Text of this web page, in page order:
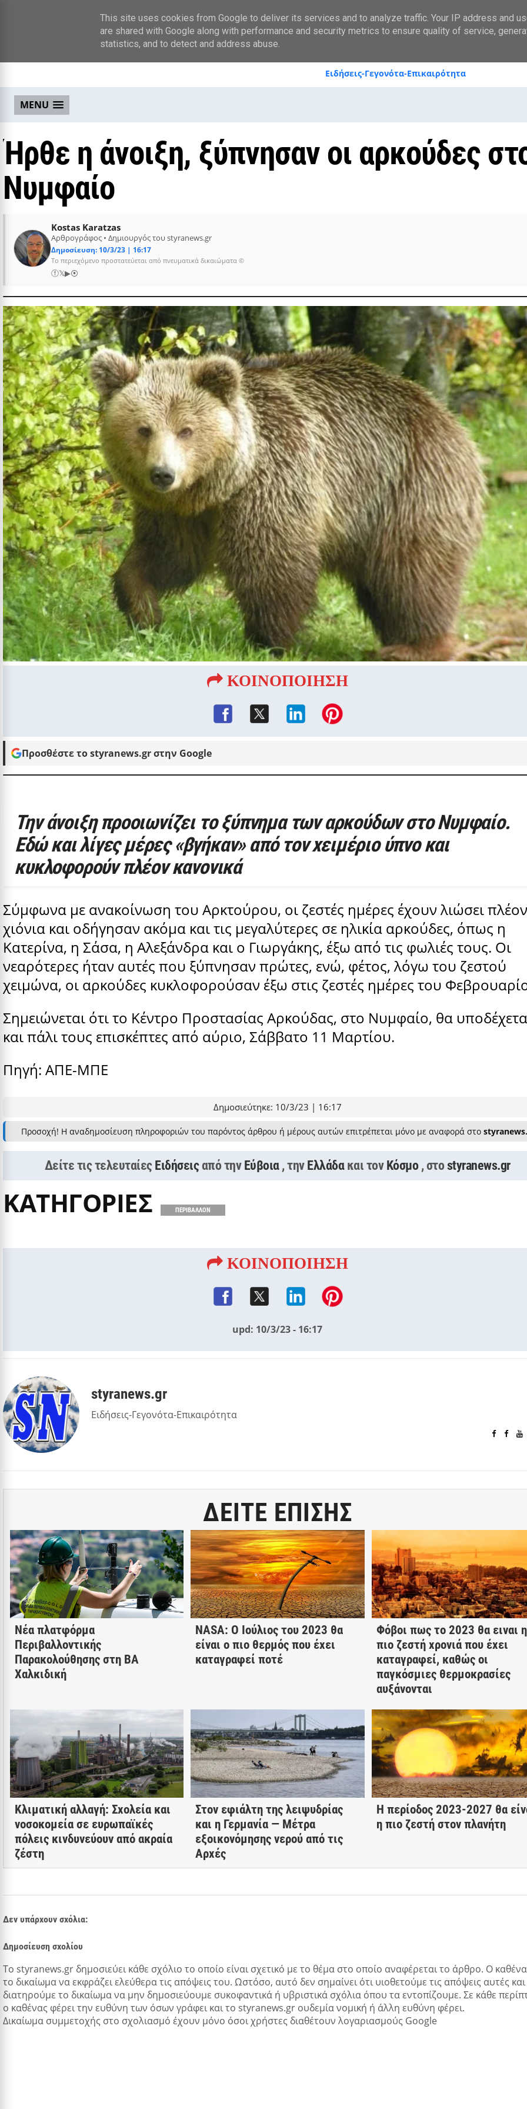
styranews.gr
Ειδήσεις-Γεγονότα-Επικαιρότητα
MENU
Ήρθε η άνοιξη, ξύπνησαν οι αρκούδες
Νυμφαίο
Kostas Karatzas
Αρθρογράφος • Δημιουργός του styranews.gr
Δημοσίευση: 10/3/23 | 16:17
Το περιεχόμενο προστατεύεται από πνευματικά δικαιώματα ©
ⓕ𝕏▶⦿
ΚΟΙΝΟΠΟΙΗΣΗ
Προσθέστε το styranews.gr στην Google
Την άνοιξη προοιωνίζει το ξύπνημα των αρκούδων στο Νυμφαίο.
Εδώ και λίγες μέρες «βγήκαν» από τον χειμέριο ύπνο και
κυκλοφορούν πλέον κανονικά
Σύμφωνα με ανακοίνωση του Αρκτούρου, οι ζεστές ημέρες έχουν λιώσει
χιόνια και οδήγησαν ακόμα και τις μεγαλύτερες σε ηλικία αρκούδες, όπως η
Κατερίνα, η Σάσα, η Αλεξάνδρα και ο Γιωργάκης, έξω από τις φωλιές τους. Οι
νεαρότερες ήταν αυτές που ξύπνησαν πρώτες, ενώ, φέτος, λόγω του ζεστού
χειμώνα, οι αρκούδες κυκλοφορούσαν έξω στις ζεστές ημέρες του
Σημειώνεται ότι το Κέντρο Προστασίας Αρκούδας, στο Νυμφαίο, θα
και πάλι τους επισκέπτες από αύριο, Σάββατο 11 Μαρτίου.
Πηγή: ΑΠΕ-ΜΠΕ
Δημοσιεύτηκε: 10/3/23 | 16:17
Προσοχή! Η αναδημοσίευση πληροφοριών του παρόντος άρθρου ή μέρους αυτών επιτρέπεται μόνο με αναφορά στο
Δείτε τις τελευταίες Ειδήσειςαπό την Εύβοια , την Ελλάδα και τον Κόσμο , στο styranews.gr
ΚΑΤΗΓΟΡΙΕΣ ΠΕΡΙΒΑΛΛΟΝ
ΚΟΙΝΟΠΟΙΗΣΗ
upd: 10/3/23 - 16:17
styranews.gr
Ειδήσεις-Γεγονότα-Επικαιρότητα
ΔΕΙΤΕ ΕΠΙΣΗΣ
Νέα πλατφόρμα
Περιβαλλοντικής
Παρακολούθησης στη ΒΑ
Χαλκιδική
NASA: Ο Ιούλιος του 2023 θα
είναι ο πιο θερμός που έχει
καταγραφεί ποτέ
Φόβοι πως το 2023 θα ειναι η
πιο ζεστή χρονιά που έχει
καταγραφεί, καθώς οι
παγκόσμιες θερμοκρασίες
αυξάνονται
Κλιματική αλλαγή: Σχολεία και
νοσοκομεία σε ευρωπαϊκές
πόλεις κινδυνεύουν από ακραία
ζέστη
Στον εφιάλτη της λειψυδρίας
και η Γερμανία — Μέτρα
εξοικονόμησης νερού από τις
Αρχές
Η περίοδος 2023-2027 θα
η πιο ζεστή στον πλανήτη
Δεν υπάρχουν σχόλια:
Δημοσίευση σχολίου
Tο styranews.gr δημοσιεύει κάθε σχόλιο το οποίο είναι σχετικό με το θέμα στο οποίο αναφέρεται το άρθρο. Ο
το δικαίωμα να εκφράζει ελεύθερα τις απόψεις του. Ωστόσο, αυτό δεν σημαίνει ότι υιοθετούμε τις απόψεις αυτές και
διατηρούμε το δικαίωμα να μην δημοσιεύουμε συκοφαντικά ή υβριστικά σχόλια όπου τα εντοπίζουμε. Σε κάθε
ο καθένας φέρει την ευθύνη των όσων γράφει και το styranews.gr ουδεμία νομική ή άλλη ευθύνη φέρει.
Δικαίωμα συμμετοχής στο σχολιασμό έχουν μόνο όσοι χρήστες διαθέτουν λογαριασμούς Google
This site uses cookies from Google to deliver its services and to analyze traffic. Your IP address and
are shared with Google along with performance and security metrics to ensure quality of service,
statistics, and to detect and address abuse.